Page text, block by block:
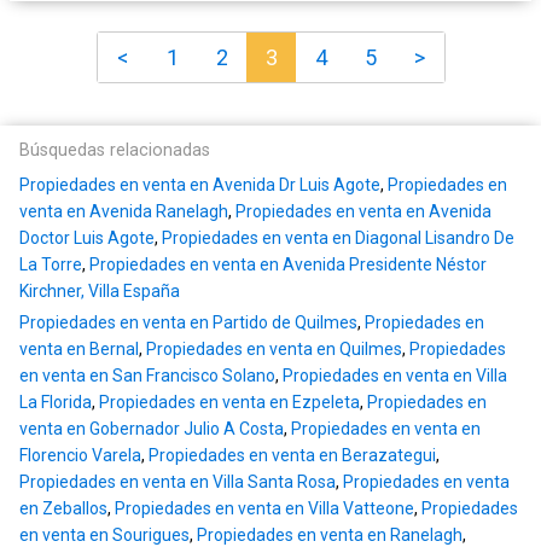
< 1 2 3 4 5 >
Búsquedas relacionadas
Propiedades en venta en Avenida Dr Luis Agote, Propiedades en
venta en Avenida Ranelagh, Propiedades en venta en Avenida
Doctor Luis Agote, Propiedades en venta en Diagonal Lisandro De
La Torre, Propiedades en venta en Avenida Presidente Néstor
Kirchner, Villa España
Propiedades en venta en Partido de Quilmes, Propiedades en
venta en Bernal, Propiedades en venta en Quilmes, Propiedades
en venta en San Francisco Solano, Propiedades en venta en Villa
La Florida, Propiedades en venta en Ezpeleta, Propiedades en
venta en Gobernador Julio A Costa, Propiedades en venta en
Florencio Varela, Propiedades en venta en Berazategui,
Propiedades en venta en Villa Santa Rosa, Propiedades en venta
en Zeballos, Propiedades en venta en Villa Vatteone, Propiedades
en venta en Sourigues, Propiedades en venta en Ranelagh,